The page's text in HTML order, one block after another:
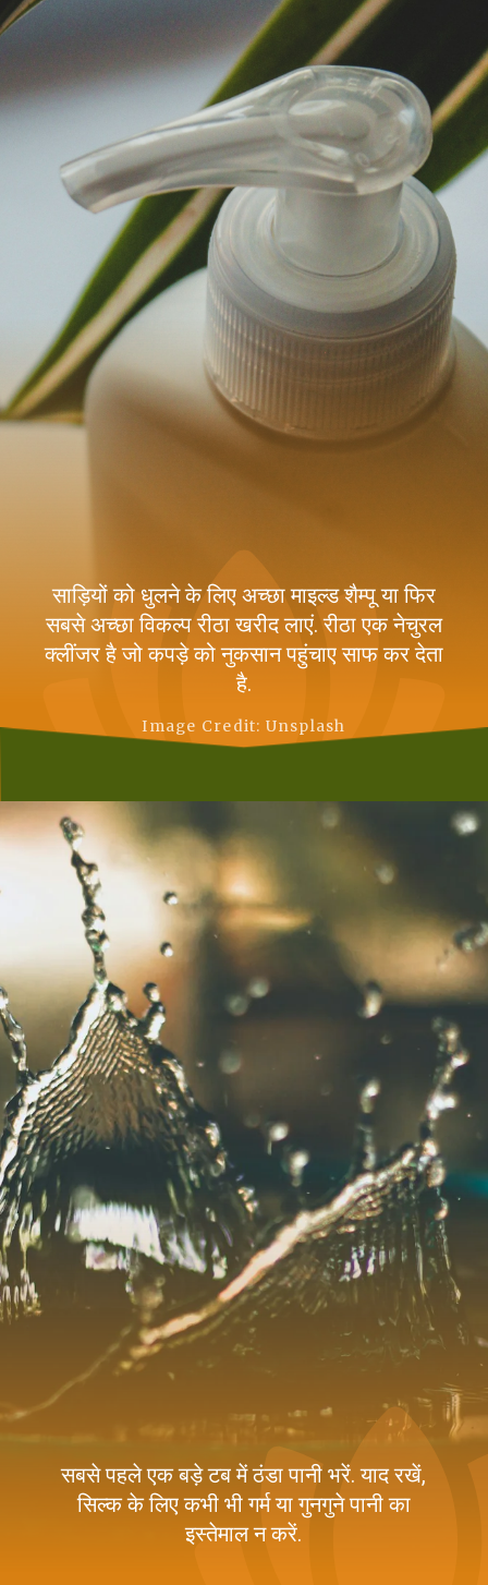
साड़ियों को धुलने के लिए अच्छा माइल्ड शैम्पू या फिर
सबसे अच्छा विकल्प रीठा खरीद लाएं. रीठा एक नेचुरल
क्लींजर है जो कपड़े को नुकसान पहुंचाए साफ कर देता
है.
Image Credit: Unsplash
सबसे पहले एक बड़े टब में ठंडा पानी भरें. याद रखें,
सिल्क के लिए कभी भी गर्म या गुनगुने पानी का
इस्तेमाल न करें.